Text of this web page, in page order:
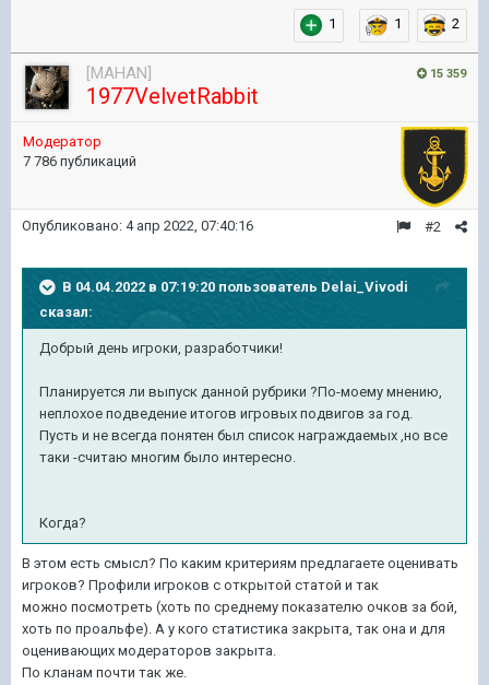
1 1 2
15 359
[MAHAN]
1977VelvetRabbit
Модератор
7 786 публикаций
#2
Опубликовано: 4 апр 2022, 07:40:16
В 04.04.2022 в 07:19:20 пользователь Delai_Vivodi
сказал:
Добрый день игроки, разработчики!
Планируется ли выпуск данной рубрики ?По-моему мнению,
неплохое подведение итогов игровых подвигов за год.
Пусть и не всегда понятен был список награждаемых ,но все
таки -считаю многим было интересно.
Когда?
В этом есть смысл? По каким критериям предлагаете оценивать
игроков? Профили игроков с открытой статой и так
можно посмотреть (хоть по среднему показателю очков за бой,
хоть по проальфе). А у кого статистика закрыта, так она и для
оценивающих модераторов закрыта.
По кланам почти так же.